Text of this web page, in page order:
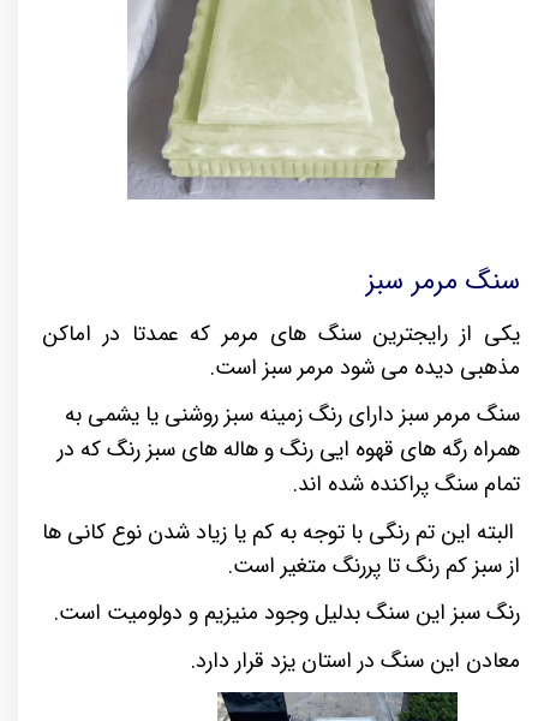
سنگ مرمر سبز
یکی از رایجترین سنگ های مرمر که عمدتا در اماکن
مذهبی دیده می شود مرمر سبز است.
سنگ مرمر سبز دارای رنگ زمینه سبز روشنی یا یشمی به
همراه رگه های قهوه ایی رنگ و هاله های سبز رنگ که در
تمام سنگ پراکنده شده اند.
البته این تم رنگی با توجه به کم یا زیاد شدن نوع کانی ها
از سبز کم رنگ تا پررنگ متغیر است.
رنگ سبز این سنگ بدلیل وجود منیزیم و دولومیت است.
معادن این سنگ در استان یزد قرار دارد.